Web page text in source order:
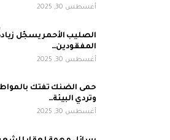
أغسطس 30, 2025
الصليب الأحمر يسجّل
المفقودين…
أغسطس 30, 2025
حمى الضنك تفتك
وتردي البيئة…
أغسطس 30, 2025